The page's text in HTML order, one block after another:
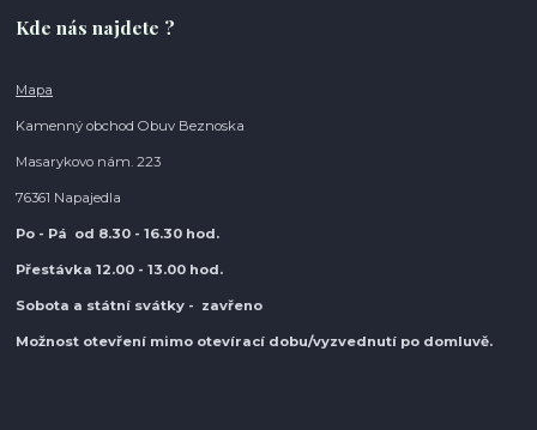
Kde nás najdete ?
Mapa
Kamenný obchod Obuv Beznoska
Masarykovo nám. 223
76361 Napajedla
Po - Pá od 8.30 - 16.30 hod.
Přestávka 12.00 - 13.00 hod.
Sobota a státní svátky - zavřeno
Možnost otevření mimo otevírací dobu/vyzvednutí po domluvě.